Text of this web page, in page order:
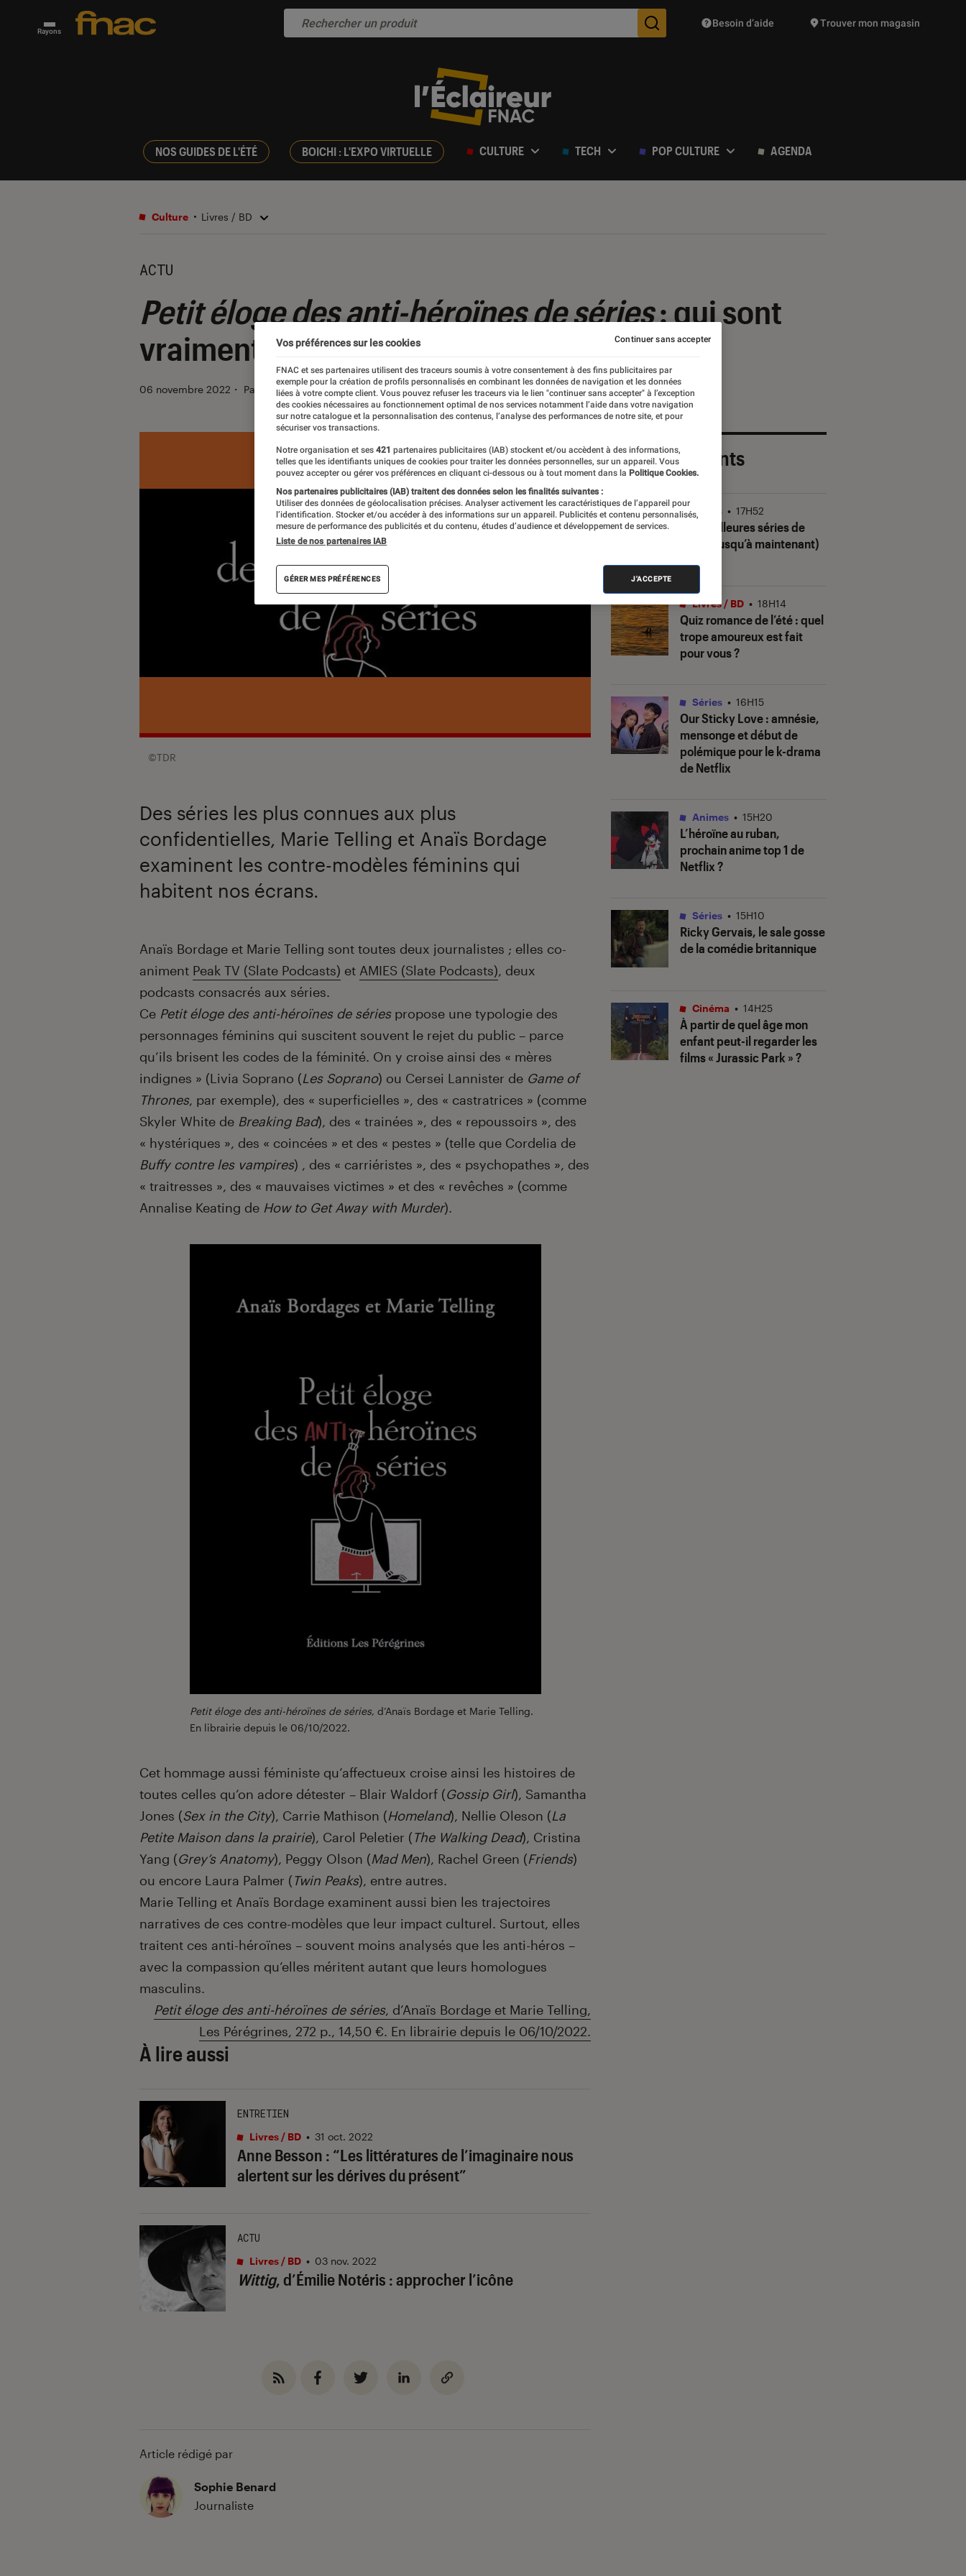
Rayons Des suggestions de produits vont vous être proposées
Besoin d’aide Trouver mon magasin
NOS GUIDES DE L'ÉTÉ BOICHI : L'EXPO VIRTUELLE CULTURE TECH POP CULTURE AGENDA
Culture Livres / BD
ACTU
Petit éloge des anti-héroïnes de séries: qui sont
vraiment les méchantes?
06 novembre 2022 ・ Par Sophie Benard
©TDR
Des séries les plus connues aux plus
confidentielles, Marie Telling et Anaïs Bordage
examinent les contre-modèles féminins qui
habitent nos écrans.
Introduction
Anaïs Bordage et Marie Telling sont toutes deux journalistes ; elles co-
animent Peak TV (Slate Podcasts) et AMIES (Slate Podcasts), deux
podcasts consacrés aux séries.
Ce Petit éloge des anti-héroïnes de sériespropose une typologie des
personnages féminins qui suscitent souvent le rejet du public – parce
qu’ils brisent les codes de la féminité. On y croise ainsi des « mères
indignes » (Livia Soprano (Les Soprano) ou Cersei Lannister de Game of
Thrones, par exemple), des « superficielles », des « castratrices » (comme
Skyler White de Breaking Bad), des « trainées », des « repoussoirs », des
« hystériques », des « coincées » et des « pestes » (telle que Cordelia de
Buffy contre les vampires) , des « carriéristes », des « psychopathes », des
« traitresses », des « mauvaises victimes » et des « revêches » (comme
Annalise Keating de How to Get Away with Murder).
Petit éloge des anti-héroïnes de séries, d’Anaïs Bordage et Marie Telling.
En librairie depuis le 06/10/2022.
Cet hommage aussi féministe qu’affectueux croise ainsi les histoires de
toutes celles qu’on adore détester – Blair Waldorf (Gossip Girl), Samantha
Jones (Sex in the City), Carrie Mathison (Homeland), Nellie Oleson (La
Petite Maison dans la prairie), Carol Peletier (The Walking Dead), Cristina
Yang (Grey’s Anatomy), Peggy Olson (Mad Men), Rachel Green (Friends)
ou encore Laura Palmer (Twin Peaks), entre autres.
Marie Telling et Anaïs Bordage examinent aussi bien les trajectoires
narratives de ces contre-modèles que leur impact culturel. Surtout, elles
traitent ces anti-héroïnes – souvent moins analysés que les anti-héros –
avec la compassion qu’elles méritent autant que leurs homologues
masculins.
Petit éloge des anti-héroïnes de séries, d’Anaïs Bordage et Marie Telling,
Les Pérégrines, 272 p., 14,50 €. En librairie depuis le 06/10/2022.
À lire aussi
Anne Besson : “Les littératures de l’imaginaire nous
alertent sur les dérives du présent”
ENTRETIEN
Livres / BD • 31 oct. 2022
Wittig, d’Émilie Notéris : approcher l’icône
ACTU
Livres / BD • 03 nov. 2022
Article rédigé par
Sophie Benard
Journaliste
Les plus récents
Les meilleures séries de
2026 (jusqu’à maintenant)
Séries • 17H52
Quiz romance de l’été : quel
trope amoureux est fait
pour vous ?
Livres / BD • 18H14
Our Sticky Love: amnésie,
mensonge et début de
polémique pour le k-drama
de Netflix
Séries • 16H15
L’héroïne au ruban,
prochain anime top 1 de
Netflix ?
Animes • 15H20
Ricky Gervais, le sale gosse
de la comédie britannique
Séries • 15H10
À partir de quel âge mon
enfant peut-il regarder les
films « Jurassic Park » ?
Cinéma • 14H25
Vos préférences sur les cookies
FNAC et ses partenaires utilisent des traceurs soumis à votre consentement à des fins publicitaires par
exemple pour la création de profils personnalisés en combinant les données de navigation et les données
liées à votre compte client. Vous pouvez refuser les traceurs via le lien "continuer sans accepter" à l’exception
des cookies nécessaires au fonctionnement optimal de nos services notamment l’aide dans votre navigation
sur notre catalogue et la personnalisation des contenus, l’analyse des performances de notre site, et pour
sécuriser vos transactions.
Notre organisation et ses 421 partenaires publicitaires (IAB) stockent et/ou accèdent à des informations,
telles que les identifiants uniques de cookies pour traiter les données personnelles, sur un appareil. Vous
pouvez accepter ou gérer vos préférences en cliquant ci-dessous ou à tout moment dans la Politique Cookies.
Nos partenaires publicitaires (IAB) traitent des données selon les finalités suivantes :
Utiliser des données de géolocalisation précises. Analyser activement les caractéristiques de l’appareil pour
l’identification. Stocker et/ou accéder à des informations sur un appareil. Publicités et contenu personnalisés,
mesure de performance des publicités et du contenu, études d’audience et développement de services.
Liste de nos partenaires IAB
GÉRER MES PRÉFÉRENCES J'ACCEPTE
Continuer sans accepter